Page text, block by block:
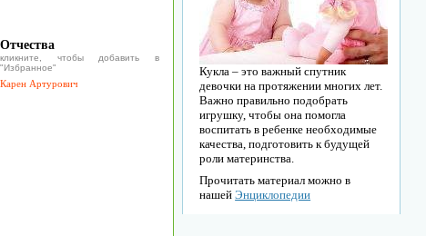
Отчества
кликните, чтобы добавить в
"Избранное"
Карен Артурович
Кукла – это важный спутник
девочки на протяжении многих лет.
Важно правильно подобрать
игрушку, чтобы она помогла
воспитать в ребенке необходимые
качества, подготовить к будущей
роли материнства.
Прочитать материал можно в
нашейЭнциклопедии